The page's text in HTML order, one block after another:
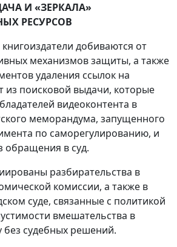
И «ЗЕРКАЛА»
РЕСУРСОВ
добиваются от
механизмов защиты, а также
удаления ссылок на
из поисковой выдачи, которые
видеоконтента в
меморандума, запущенного
по саморегулированию, и
обращения в суд.
разбирательства в
комиссии, а также в
суде, связанные с политикой
вмешательства в
без судебных решений.